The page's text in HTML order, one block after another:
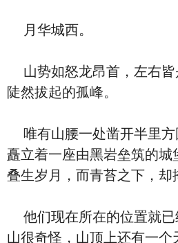
月华城西。
山势如怒龙昂首，左右皆
陡然拔起的孤峰。
唯有山腰一处凿开半里方
矗立着一座由黑岩垒筑的城
叠生岁月，而青苔之下，却
他们现在所在的位置就已
山很奇怪，山顶上还有一个